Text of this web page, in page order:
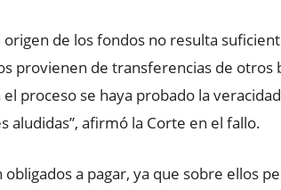
de los fondos no resulta
provienen de transferencias de otros
proceso se haya probado la
aludidas”, afirmó la Corte en el fallo.
a pagar, ya que sobre ellos